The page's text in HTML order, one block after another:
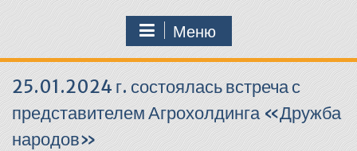
Меню
25.01.2024 г. состоялась встреча с
представителем Агрохолдинга «Дружба
народов»